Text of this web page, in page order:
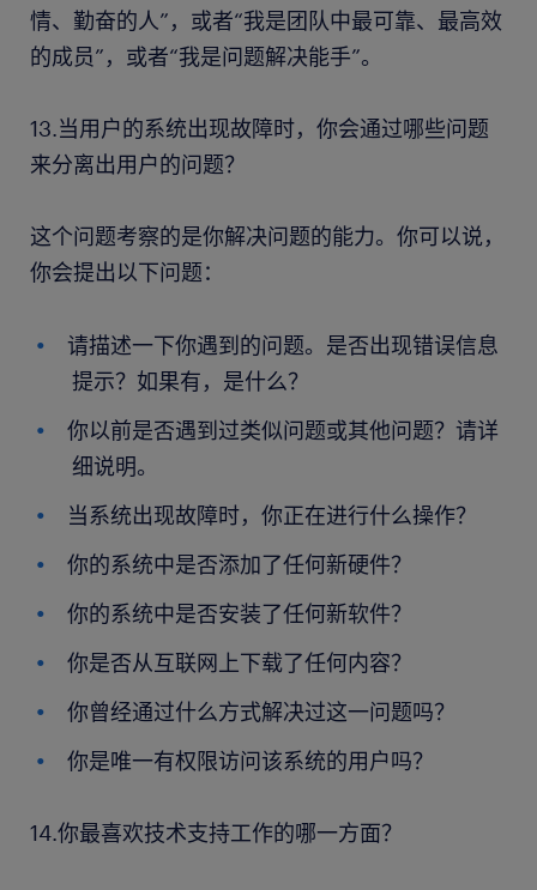
情、勤奋的人”，或者“我是团队中最可靠、最高效
的成员”，或者“我是问题解决能手”。
13.当用户的系统出现故障时，你会通过哪些问题
来分离出用户的问题？
这个问题考察的是你解决问题的能力。你可以说，
你会提出以下问题：
请描述一下你遇到的问题。是否出现错误信息
提示？如果有，是什么？
你以前是否遇到过类似问题或其他问题？请详
细说明。
当系统出现故障时，你正在进行什么操作？
你的系统中是否添加了任何新硬件？
你的系统中是否安装了任何新软件？
你是否从互联网上下载了任何内容？
你曾经通过什么方式解决过这一问题吗？
你是唯一有权限访问该系统的用户吗？
14.你最喜欢技术支持工作的哪一方面？